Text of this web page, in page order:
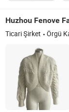
Huzhou Fenove
Ticari Şirket Örgü